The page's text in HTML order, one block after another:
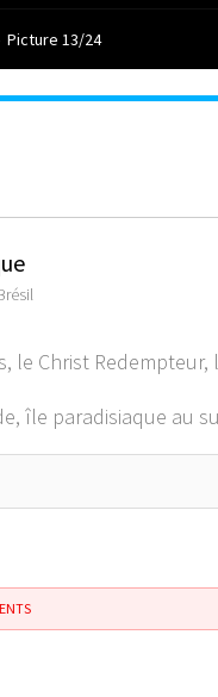
Picture 13/24
le Christ
île paradisiaque au